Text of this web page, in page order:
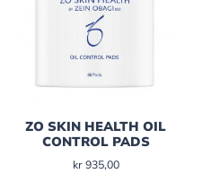
ZO SKIN HEALTH OIL
CONTROL PADS
kr935,00